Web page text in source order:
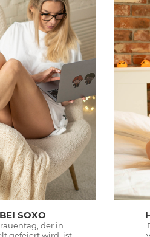
SOXO
der in